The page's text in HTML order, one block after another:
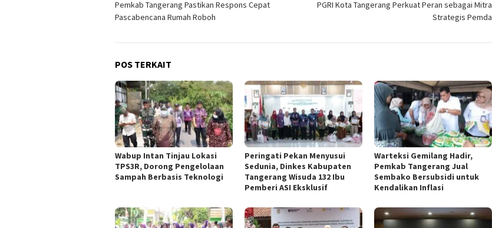
pos
Pemkab Tangerang Pastikan Respons Cepat
Pascabencana Rumah Roboh
PGRI Kota Tangerang Perkuat Peran sebagai Mitra
Strategis Pemda
POS TERKAIT
Wabup Intan Tinjau Lokasi
TPS3R, Dorong Pengelolaan
Sampah Berbasis Teknologi
Peringati Pekan Menyusui
Sedunia, Dinkes Kabupaten
Tangerang Wisuda 132 Ibu
Pemberi ASI Eksklusif
Warteksi Gemilang Hadir,
Pemkab Tangerang Jual
Sembako Bersubsidi untuk
Kendalikan Inflasi